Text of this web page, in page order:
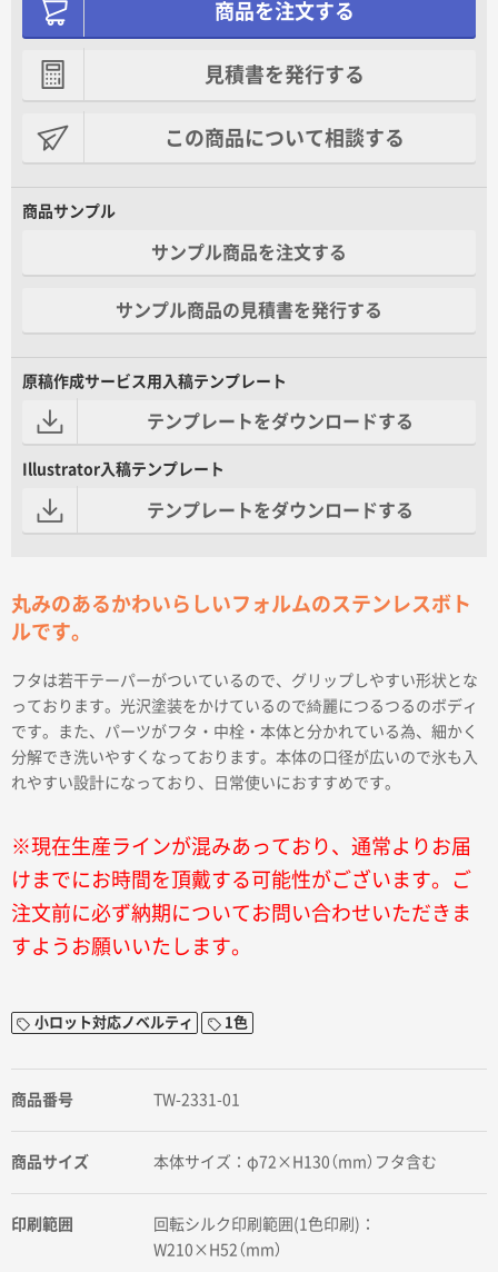
商品を注文する
見積書を発行する
この商品について相談する
商品サンプル
サンプル商品を注文する
サンプル商品の見積書を発行する
原稿作成サービス用入稿テンプレート
テンプレートをダウンロードする
Illustrator入稿テンプレート
テンプレートをダウンロードする
丸みのあるかわいらしいフォルムのステンレスボト
ルです。
フタは若干テーパーがついているので、グリップしやすい形状とな
っております。光沢塗装をかけているので綺麗につるつるのボディ
です。また、パーツがフタ・中栓・本体と分かれている為、細かく
分解でき洗いやすくなっております。本体の口径が広いので氷も入
れやすい設計になっており、日常使いにおすすめです。
※現在生産ラインが混みあっており、通常よりお届
けまでにお時間を頂戴する可能性がございます。ご
注文前に必ず納期についてお問い合わせいただきま
すようお願いいたします。
小ロット対応ノベルティ 1色
商品番号 TW-2331-01
商品サイズ 本体サイズ：φ72×H130（mm）フタ含む
印刷範囲
回転シルク印刷範囲(1色印刷)：
W210×H52（mm）